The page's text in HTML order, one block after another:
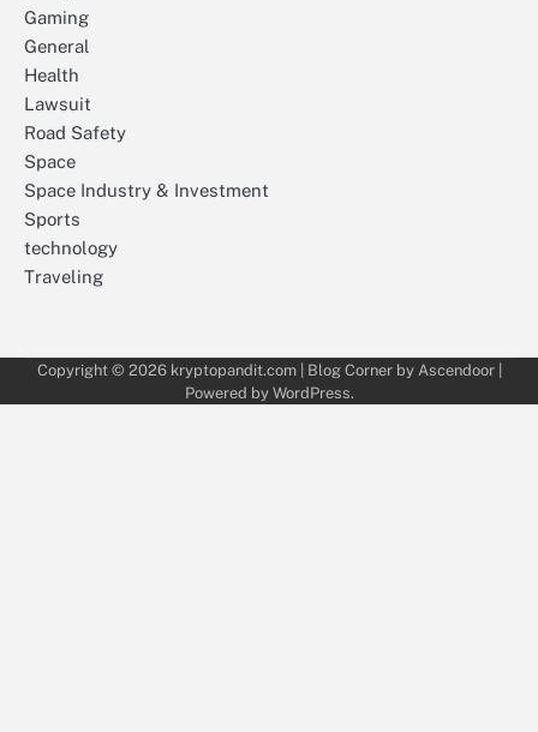
Gaming
General
Health
Lawsuit
Road Safety
Space
Space Industry & Investment
Sports
technology
Traveling
Copyright © 2026 kryptopandit.com| Blog Corner by Ascendoor|
Powered by WordPress.